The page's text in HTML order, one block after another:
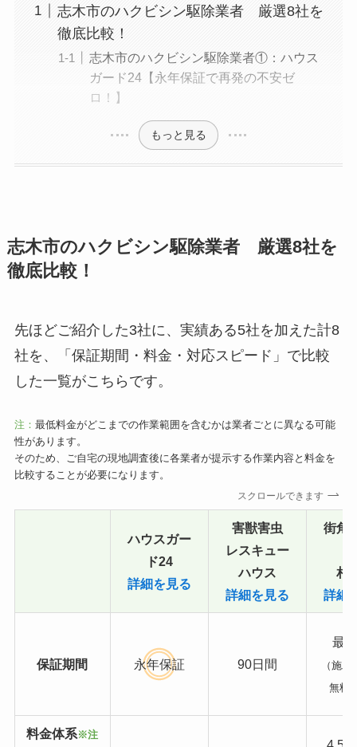
志木市のハクビシン駆除業者 厳選8社を
徹底比較！
志木市のハクビシン駆除業者①：ハウス
ガード24【永年保証で再発の不安ゼ
ロ！】
もっと見る
志木市のハクビシン駆除業者 厳選8社を
徹底比較！
先ほどご紹介した3社に、実績ある5社を加えた計8
社を、「保証期間・料金・対応スピード」で比較
した一覧がこちらです。
注： 最低料金がどこまでの作業範囲を含むかは業者ごとに異なる可能
性があります。
そのため、ご自宅の現地調査後に各業者が提示する作業内容と料金を
比較することが必要になります。
スクロールできます
ハウスガー
ド24
詳細を見る
害獣害虫
レスキュー
ハウス
詳細を見る
街角
相
詳細
保証期間 永年保証 90日間
最
（施
無料
料金体系※注